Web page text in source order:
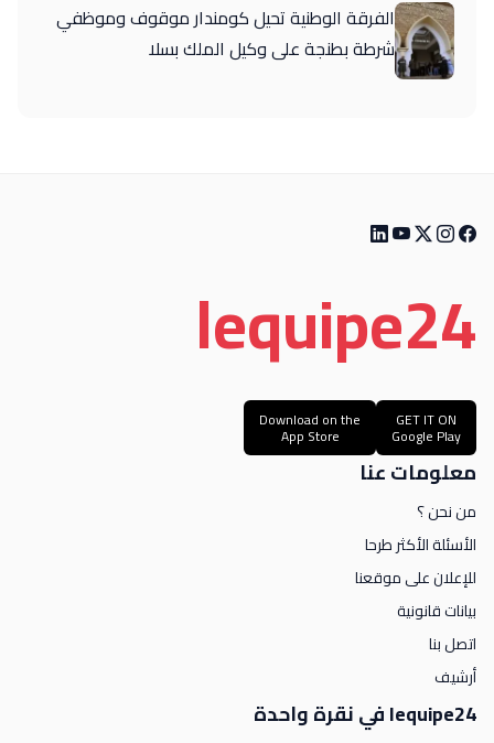
الفرقة الوطنية تحيل كومندار موقوف وموظفي
شرطة بطنجة على وكيل الملك بسلا
lequipe24
GET IT ON
Google Play
Download on the
App Store
معلومات عنا
من نحن ؟
الأسئلة الأكثر طرحا
للإعلان على موقعنا
بيانات قانونية
اتصل بنا
أرشيف
lequipe24 في نقرة واحدة